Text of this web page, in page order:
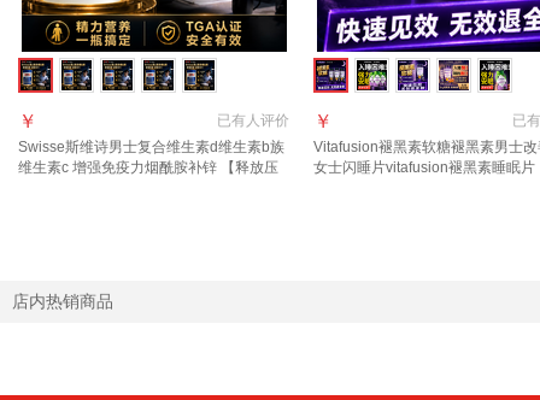
已有人评价
￥
Swisse斯维诗男士复合维生素d维生素b族
维生素c 增强免疫力烟酰胺补锌 【释放压
已有
￥
Vitafusion褪黑素软糖褪黑素男士
女士闪睡片vitafusion褪黑素睡眠片
店内热销商品